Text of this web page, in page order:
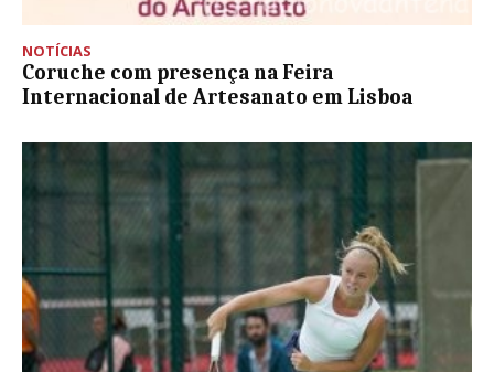
NOTÍCIAS
Coruche com presença na Feira
Internacional de Artesanato em Lisboa